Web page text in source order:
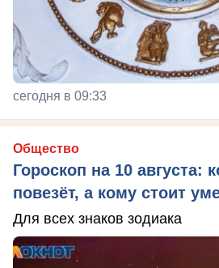
сегодня в 09:33
Общество
Гороскоп на 10 августа:
повезёт, а кому стоит
Для всех знаков зодиака